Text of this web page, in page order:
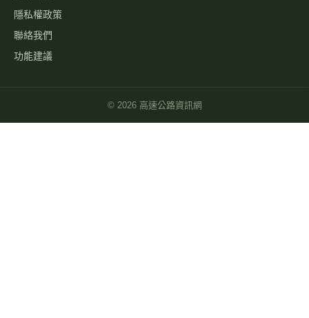
隱私權政策
聯絡我們
功能建議
© 2026高速公路資訊網